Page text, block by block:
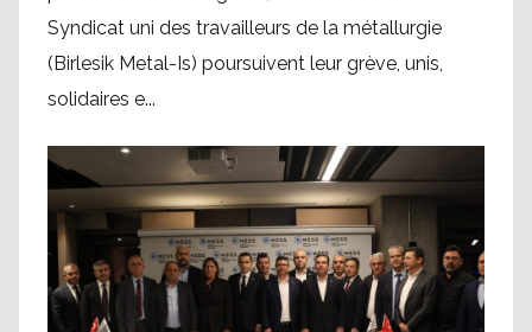
Syndicat uni des travailleurs de la métallurgie
(Birlesik Metal-Is) poursuivent leur grève, unis,
solidaires e...